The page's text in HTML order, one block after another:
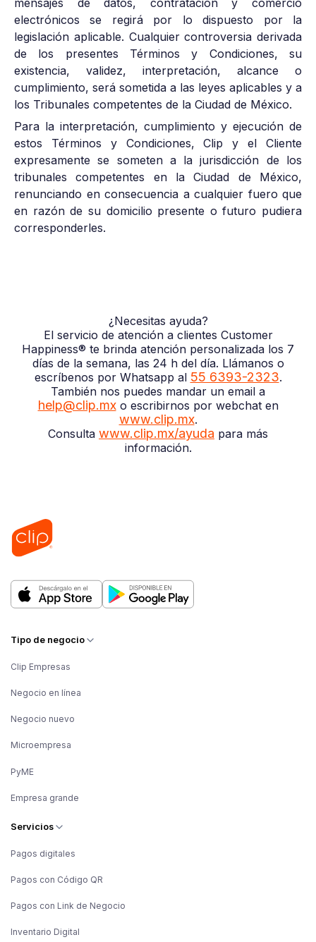
mensajes de datos, contratación y comercio
electrónicos se regirá por lo dispuesto por la
legislación aplicable. Cualquier controversia derivada
de los presentes Términos y Condiciones, su
existencia, validez, interpretación, alcance o
cumplimiento, será sometida a las leyes aplicables y a
los Tribunales competentes de la Ciudad de México.
Para la interpretación, cumplimiento y ejecución de
estos Términos y Condiciones, Clip y el Cliente
expresamente se someten a la jurisdicción de los
tribunales competentes en la Ciudad de México,
renunciando en consecuencia a cualquier fuero que
en razón de su domicilio presente o futuro pudiera
corresponderles.
¿Necesitas ayuda?
El servicio de atención a clientes Customer
Happiness® te brinda atención personalizada los 7
días de la semana, las 24 h del día. Llámanos o
escríbenos por Whatsapp al 55 6393-2323.
También nos puedes mandar un email a
help@clip.mxo escribirnos por webchat en
www.clip.mx.
Consulta www.clip.mx/ayuda para más
información.
Servicios
Pagos digitales
Pagos con Código QR
Pagos con Link de Negocio
Inventario Digital
Tipo de negocio
Clip Empresas
Negocio en línea
Negocio nuevo
Microempresa
PyME
Empresa grande